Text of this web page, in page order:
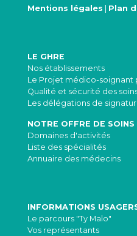
Mentions légales | Plan
LE GHRE
Nos établissements
Le Projet médico-soignant
Qualité et sécurité des
Les délégations de
NOTRE OFFRE DE SOINS
Domaines d'activités
Liste des spécialités
Annuaire des médecins
INFORMATIONS
Le parcours "Ty Malo"
Vos représentants